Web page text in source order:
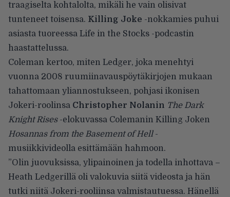
traagiselta kohtalolta, mikäli he vain olisivat
tunteneet toisensa. Killing Joke -nokkamies puhui
asiasta tuoreessa Life in the Stocks -podcastin
haastattelussa.
Coleman kertoo, miten Ledger, joka menehtyi
vuonna 2008 ruumiinavauspöytäkirjojen mukaan
tahattomaan yliannostukseen, pohjasi ikonisen
Jokeri-roolinsa Christopher Nolanin The Dark
Knight Rises-elokuvassa Colemanin Killing Joken
Hosannas from the Basement of Hell-
musiikkivideolla esittämään hahmoon.
”Olin juovuksissa, ylipainoinen ja todella inhottava –
Heath Ledgerillä oli valokuvia siitä videosta ja hän
tutki niitä Jokeri-rooliinsa valmistautuessa. Hänellä